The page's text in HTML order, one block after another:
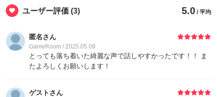
ユーザー評価 (3) 5.0 / 平均
匿名さん
GameRoom / 2025.05.09
とっても落ち着いた綺麗な声で話しやすかったです！！ ま
たよろしくお願いします！
ゲストさん